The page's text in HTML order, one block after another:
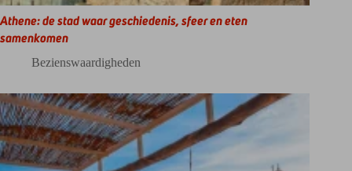
Athene: de stad waar geschiedenis, sfeer en eten
samenkomen
Bezienswaardigheden